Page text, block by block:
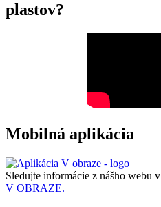
plastov?
Mobilná aplikácia
Sledujte informácie z nášho webu v
V OBRAZE.